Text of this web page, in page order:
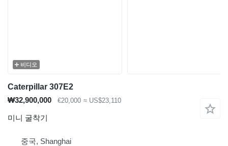
비디오
Caterpillar 307E2
₩32,900,000
€20,000 ≈ US$23,110
미니 굴착기
중국, Shanghai